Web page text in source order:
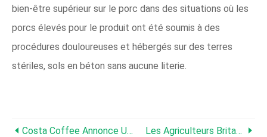
bien-être supérieur sur le porc dans des situations où les
porcs élevés pour le produit ont été soumis à des
procédures douloureuses et hébergés sur des terres
stériles, sols en béton sans aucune literie.
Costa Coffee Annonce Une Initiative Sans Cage Les Agriculteurs Britanniques Recevront Une Aide D'environ 3 Milliards De Livres Sterling En 2020